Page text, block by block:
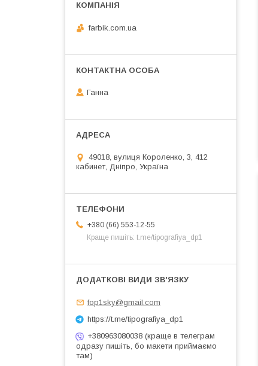
farbik.com.ua
Ганна
49018, вулиця Короленко, 3, 412
кабинет, Дніпро, Україна
+380 (66) 553-12-55
Краще пишіть: t.me/tipografiya_dp1
fop1sky@gmail.com
https://t.me/tipografiya_dp1
+380963080038 (краще в телеграм
одразу пишіть, бо макети приймаємо
там)